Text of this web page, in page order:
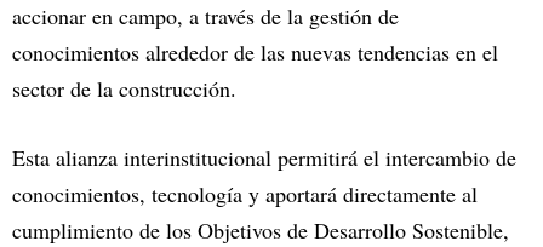
accionar en campo, a través de la gestión de
conocimientos alrededor de las nuevas tendencias en el
sector de la construcción.
Esta alianza interinstitucional permitirá el intercambio de
conocimientos, tecnología y aportará directamente al
cumplimiento de los Objetivos de Desarrollo Sostenible,